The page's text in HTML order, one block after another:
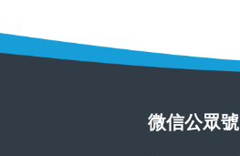
微信公眾號